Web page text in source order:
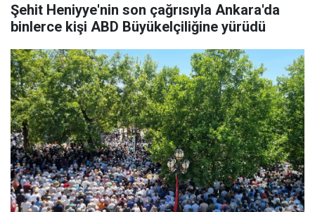
Şehit Heniyye'nin son çağrısıyla Ankara'da
binlerce kişi ABD Büyükelçiliğine yürüdü